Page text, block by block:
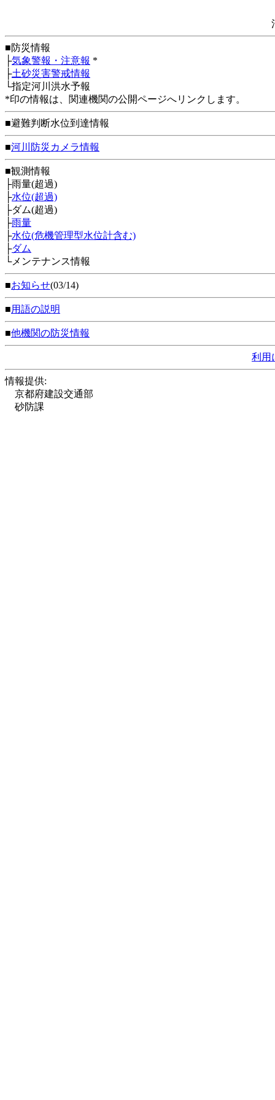
■防災情報
├気象警報・注意報 *
├土砂災害警戒情報
└指定河川洪水予報
*印の情報は、関連機関の公開ページへリンクします。
■避難判断水位到達情報
■河川防災カメラ情報
■観測情報
├雨量(超過)
├水位(超過)
├ダム(超過)
├雨量
├水位(危機管理型水位計含む)
├ダム
└メンテナンス情報
■お知らせ(03/14)
■用語の説明
■他機関の防災情報
利用
情報提供:
京都府建設交通部
砂防課